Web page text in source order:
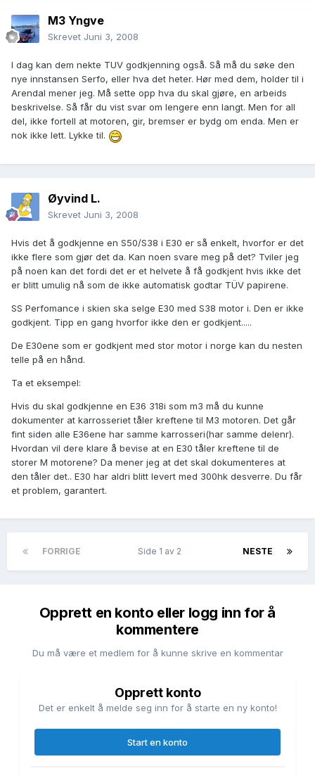
M3 Yngve
Skrevet Juni 3, 2008
I dag kan dem nekte TUV godkjenning også. Så må du søke den
nye innstansen Serfo, eller hva det heter. Hør med dem, holder til i
Arendal mener jeg. Må sette opp hva du skal gjøre, en arbeids
beskrivelse. Så får du vist svar om lengere enn langt. Men for all
del, ikke fortell at motoren, gir, bremser er bydg om enda. Men er
nok ikke lett. Lykke til.
Øyvind L.
Skrevet Juni 3, 2008
Hvis det å godkjenne en S50/S38 i E30 er så enkelt, hvorfor er det
ikke flere som gjør det da. Kan noen svare meg på det? Tviler jeg
på noen kan det fordi det er et helvete å få godkjent hvis ikke det
er blitt umulig nå som de ikke automatisk godtar TÜV papirene.
SS Perfomance i skien ska selge E30 med S38 motor i. Den er ikke
godkjent. Tipp en gang hvorfor ikke den er godkjent.....
De E30ene som er godkjent med stor motor i norge kan du nesten
telle på en hånd.
Ta et eksempel:
Hvis du skal godkjenne en E36 318i som m3 må du kunne
dokumenter at karrosseriet tåler kreftene til M3 motoren. Det går
fint siden alle E36ene har samme karrosseri(har samme delenr).
Hvordan vil dere klare å bevise at en E30 tåler kreftene til de
storer M motorene? Da mener jeg at det skal dokumenteres at
den tåler det.. E30 har aldri blitt levert med 300hk desverre. Du får
et problem, garantert.
FORRIGE NESTE
Side 1 av 2
Opprett en konto eller logg inn for å
kommentere
Du må være et medlem for å kunne skrive en kommentar
Opprett konto
Det er enkelt å melde seg inn for å starte en ny konto!
Start en konto